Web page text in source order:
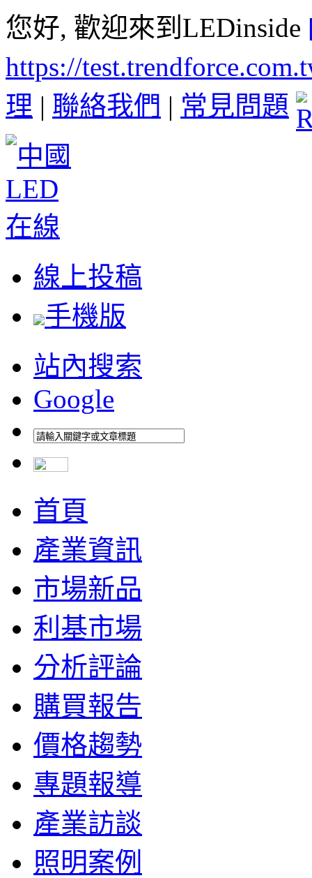
您好, 歡迎來到LEDinside
https://
理 | 聯絡我們 | 常見問題
線上投稿
手機版
站內搜索
Google
首頁
產業資訊
市場新品
利基市場
分析評論
購買報告
價格趨勢
專題報導
產業訪談
照明案例